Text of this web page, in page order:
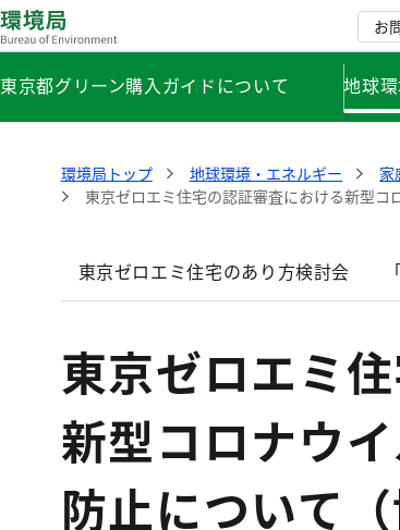
お
東京都グリーン購入ガイドについて 地球
環境局トップ 地球環境・エネルギー 家
東京ゼロエミ住宅の認証審査における新型コ
東京ゼロエミ住宅のあり方検討会
東京ゼロエミ
新型コロナウ
防止について（